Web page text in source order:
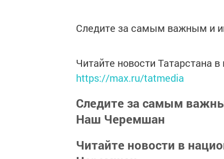
Следите за самым важным и
Читайте новости Татарстана
https://max.ru/tatmedia
Следите за самым
Наш Черемшан
Читайте новости в